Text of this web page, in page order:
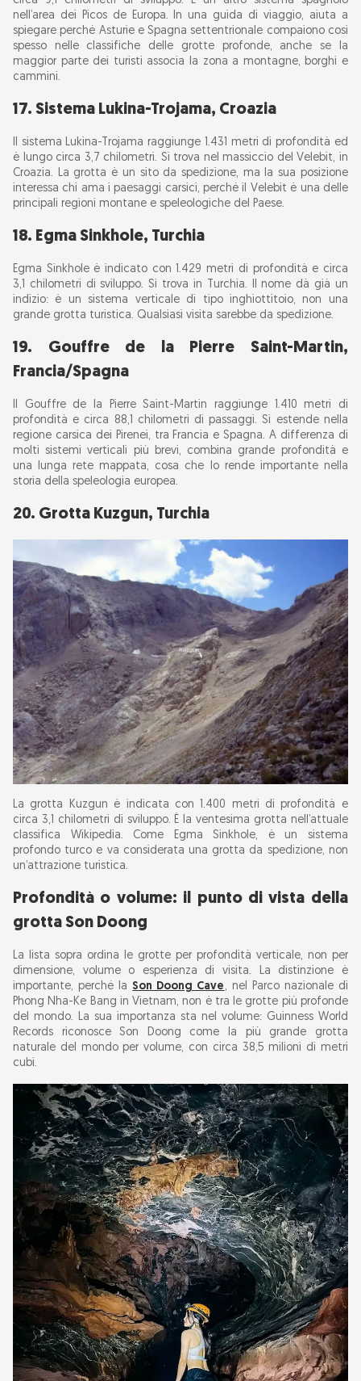
nell’area dei Picos de Europa. In una guida di viaggio, aiuta a
spiegare perché Asturie e Spagna settentrionale compaiono così
spesso nelle classifiche delle grotte profonde, anche se la
maggior parte dei turisti associa la zona a montagne, borghi e
cammini.
17. Sistema Lukina-Trojama, Croazia
Il sistema Lukina-Trojama raggiunge 1.431 metri di profondità ed
è lungo circa 3,7 chilometri. Si trova nel massiccio del Velebit, in
Croazia. La grotta è un sito da spedizione, ma la sua posizione
interessa chi ama i paesaggi carsici, perché il Velebit è una delle
principali regioni montane e speleologiche del Paese.
18. Egma Sinkhole, Turchia
Egma Sinkhole è indicato con 1.429 metri di profondità e circa
3,1 chilometri di sviluppo. Si trova in Turchia. Il nome dà già un
indizio: è un sistema verticale di tipo inghiottitoio, non una
grande grotta turistica. Qualsiasi visita sarebbe da spedizione.
19. Gouffre de la Pierre Saint-Martin,
Francia/Spagna
Il Gouffre de la Pierre Saint-Martin raggiunge 1.410 metri di
profondità e circa 88,1 chilometri di passaggi. Si estende nella
regione carsica dei Pirenei, tra Francia e Spagna. A differenza di
molti sistemi verticali più brevi, combina grande profondità e
una lunga rete mappata, cosa che lo rende importante nella
storia della speleologia europea.
20. Grotta Kuzgun, Turchia
La grotta Kuzgun è indicata con 1.400 metri di profondità e
circa 3,1 chilometri di sviluppo. È la ventesima grotta nell’attuale
classifica Wikipedia. Come Egma Sinkhole, è un sistema
profondo turco e va considerata una grotta da spedizione, non
un’attrazione turistica.
Profondità o volume: il punto di vista della
grotta Son Doong
La lista sopra ordina le grotte per profondità verticale, non per
dimensione, volume o esperienza di visita. La distinzione è
importante, perché la Son Doong Cave , nel Parco nazionale di
Phong Nha-Ke Bang in Vietnam, non è tra le grotte più profonde
del mondo. La sua importanza sta nel volume: Guinness World
Records riconosce Son Doong come la più grande grotta
naturale del mondo per volume, con circa 38,5 milioni di metri
cubi.